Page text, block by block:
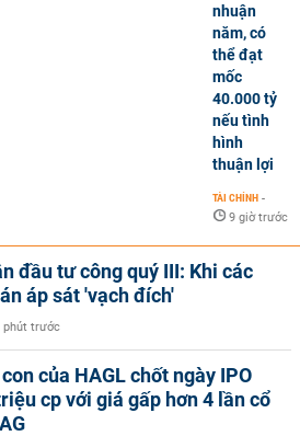
nhuận
năm, có
thể đạt
mốc
40.000 tỷ
nếu tình
hình
thuận lợi
TÀI CHÍNH -
9 giờ trước
đầu tư công quý III: Khi các
áp sát 'vạch đích'
phút trước
của HAGL chốt ngày IPO
cp với giá gấp hơn 4 lần cổ